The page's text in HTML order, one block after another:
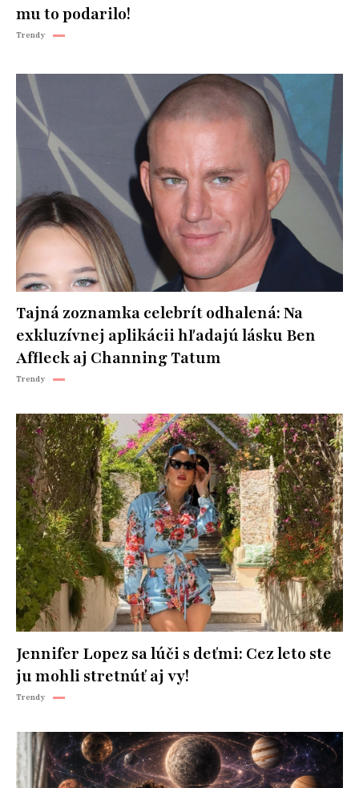
mu to podarilo!
Trendy
Tajná zoznamka celebrít odhalená: Na
exkluzívnej aplikácii hľadajú lásku Ben
Affleck aj Channing Tatum
Trendy
Jennifer Lopez sa lúči s deťmi: Cez leto ste
ju mohli stretnúť aj vy!
Trendy